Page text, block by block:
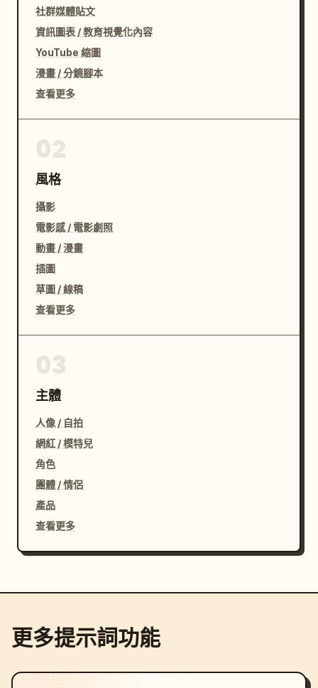
社群媒體貼文
資訊圖表 / 教育視覺化內容
YouTube 縮圖
漫畫 / 分鏡腳本
查看更多
風格
攝影
電影感 / 電影劇照
動畫 / 漫畫
插圖
草圖 / 線稿
查看更多
主體
人像 / 自拍
網紅 / 模特兒
角色
團體 / 情侶
產品
查看更多
更多提示詞功能